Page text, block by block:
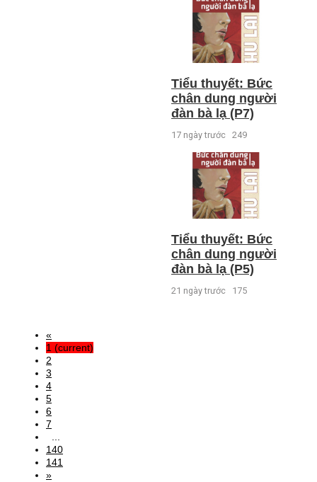
Tiểu thuyết: Bức
chân dung người
đàn bà lạ (P7)
17 ngày trước 249
Tiểu thuyết: Bức
chân dung người
đàn bà lạ (P5)
21 ngày trước 175
«
1 (current)
2
3
4
5
6
7
...
140
141
»